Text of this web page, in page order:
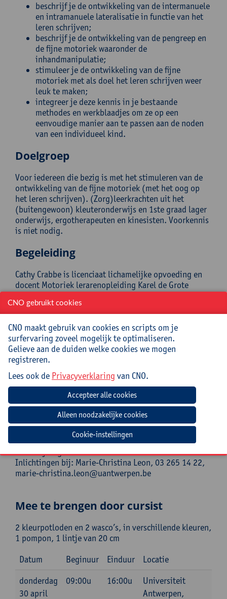
beschrijf je de ontwikkeling van de intermanuele
en intramanuele lateralisatie in functie van het
leren schrijven;
beschrijf je de ontwikkeling van de pengreep en
de fijne motoriek waaronder de
inhandmanipulatie;
stimuleer je de ontwikkeling van de fijne
motoriek met als doel het leren schrijven weer
leuk te maken;
integreer je deze kennis in je bestaande
methodes en werkblaadjes om ze op een
eenvoudige manier aan te passen aan de noden
van een individueel kind.
Doelgroep
Voor iedereen die bezig is met het stimuleren van de
ontwikkeling van de fijne motoriek (met het oog op
het leren schrijven). (Zorg)leerkrachten uit het
(buitengewoon) kleuteronderwijs en 1ste graad lager
onderwijs, ergotherapeuten en kinesisten. Voorkennis
is niet nodig.
Begeleiding
Cathy Crabbe is licenciaat lichamelijke opvoeding en
docent Motoriek lerarenopleiding Karel de Grote
schrijfmotoriek in het vak ‘Vloeiend van drie naar één’
(laatstejaarsstudenten lerarenopleiding kleuter en
lager onderwijs) en vakexpert Postgraduaat van
kleuter naar Lager. Ze is ook aan de slag als zelfstandig
navormer en volgde tal van extra opleidingen:
Motorisch Remedial Teacher, Schrijfmotoriek...
Praktisch
Cursuscode:25/BAS/149A
Cursusmateriaal en lunch inbegrepen
Jouw bijdrage: 132 EUR.
Inlichtingen bij: Marie-Christina Leon, 03 265 14 22,
marie-christina.leon@uantwerpen.be
Mee te brengen door cursist
2 kleurpotloden en 2 wasco’s, in verschillende kleuren,
1 pompon, 1 lintje van 20 cm
Datum
Beginuur Einduur
Locatie
donderdag
30 april
09:00u 16:00u
Universiteit
Antwerpen,
CNO gebruikt cookies
CNO maakt gebruik van cookies en scripts om je
surfervaring zoveel mogelijk te optimaliseren.
Gelieve aan de duiden welke cookies we mogen
registreren.
Lees ook de Privacyverklaring van CNO.
Cookie-instellingen